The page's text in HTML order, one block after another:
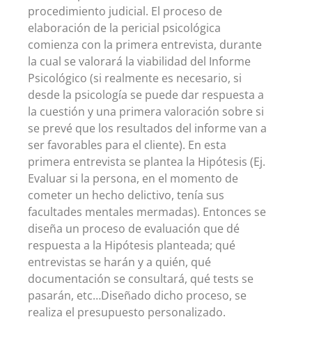
procedimiento judicial. El proceso de
elaboración de la pericial psicológica
comienza con la primera entrevista, durante
la cual se valorará la viabilidad del Informe
Psicológico (si realmente es necesario, si
desde la psicología se puede dar respuesta a
la cuestión y una primera valoración sobre si
se prevé que los resultados del informe van a
ser favorables para el cliente). En esta
primera entrevista se plantea la Hipótesis (Ej.
Evaluar si la persona, en el momento de
cometer un hecho delictivo, tenía sus
facultades mentales mermadas). Entonces se
diseña un proceso de evaluación que dé
respuesta a la Hipótesis planteada; qué
entrevistas se harán y a quién, qué
documentación se consultará, qué tests se
pasarán, etc…Diseñado dicho proceso, se
realiza el presupuesto personalizado.